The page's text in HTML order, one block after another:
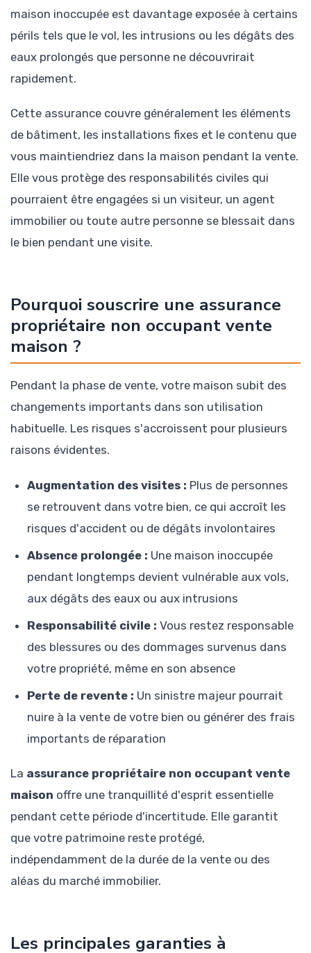
maison inoccupée est davantage exposée à certains
périls tels que le vol, les intrusions ou les dégâts des
eaux prolongés que personne ne découvrirait
rapidement.
Cette assurance couvre généralement les éléments
de bâtiment, les installations fixes et le contenu que
vous maintiendriez dans la maison pendant la vente.
Elle vous protège des responsabilités civiles qui
pourraient être engagées si un visiteur, un agent
immobilier ou toute autre personne se blessait dans
le bien pendant une visite.
Pourquoi souscrire une assurance
propriétaire non occupant vente
maison ?
Pendant la phase de vente, votre maison subit des
changements importants dans son utilisation
habituelle. Les risques s'accroissent pour plusieurs
raisons évidentes.
Augmentation des visites : Plus de personnes
se retrouvent dans votre bien, ce qui accroît les
risques d'accident ou de dégâts involontaires
Absence prolongée : Une maison inoccupée
pendant longtemps devient vulnérable aux vols,
aux dégâts des eaux ou aux intrusions
Responsabilité civile : Vous restez responsable
des blessures ou des dommages survenus dans
votre propriété, même en son absence
Perte de revente : Un sinistre majeur pourrait
nuire à la vente de votre bien ou générer des frais
importants de réparation
La assurance propriétaire non occupant vente
maison offre une tranquillité d'esprit essentielle
pendant cette période d'incertitude. Elle garantit
que votre patrimoine reste protégé,
indépendamment de la durée de la vente ou des
aléas du marché immobilier.
Les principales garanties à